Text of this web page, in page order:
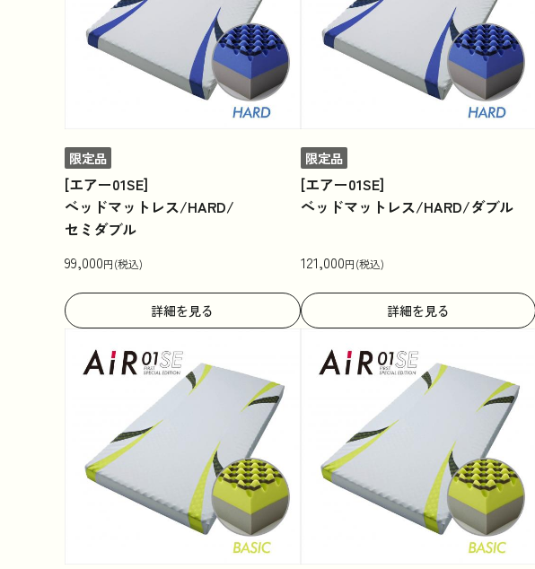
限定品
[エアー01SE]
ベッドマットレス/HARD/
セミダブル
99,000円(税込)
詳細を見る
限定品
[エアー01SE]
ベッドマットレス/HARD/ダブル
121,000円(税込)
詳細を見る